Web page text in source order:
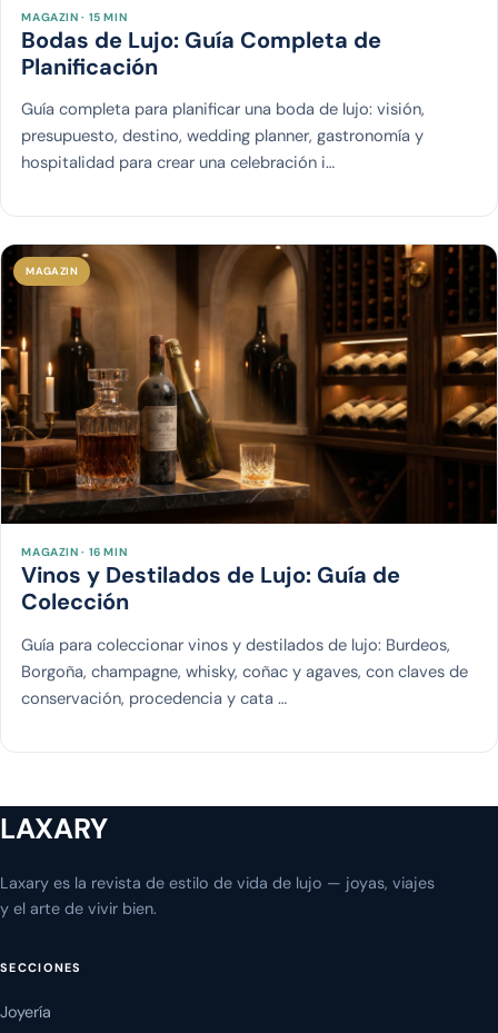
MAGAZIN · 15 MIN
Bodas de Lujo: Guía Completa de
Planificación
Guía completa para planificar una boda de lujo: visión,
presupuesto, destino, wedding planner, gastronomía y
hospitalidad para crear una celebración i…
MAGAZIN
MAGAZIN · 16 MIN
Vinos y Destilados de Lujo: Guía de
Colección
Guía para coleccionar vinos y destilados de lujo: Burdeos,
Borgoña, champagne, whisky, coñac y agaves, con claves de
conservación, procedencia y cata …
LAXARY
Laxary es la revista de estilo de vida de lujo — joyas, viajes
y el arte de vivir bien.
SECCIONES
Joyería